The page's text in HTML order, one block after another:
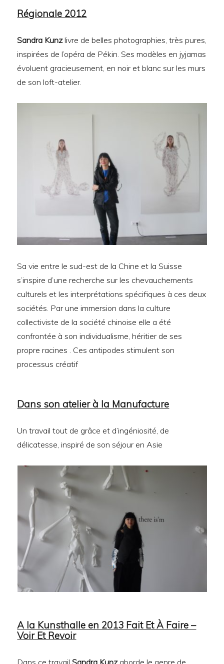
Régionale 2012
Sandra Kunzlivre de belles photographies, très pures,
inspirées de l’opéra de Pékin. Ses modèles en jyjamas
évoluent gracieusement, en noir et blanc sur les murs
de son loft-atelier.
Sa vie entre le sud-est de la Chine et la Suisse
s’inspire d’une recherche sur les chevauchements
culturels et les interprétations spécifiques à ces deux
sociétés. Par une immersion dans la culture
collectiviste de la société chinoise elle a été
confrontée à son individualisme, héritier de ses
propre racines . Ces antipodes stimulent son
processus créatif
Dans son atelier à la Manufacture
Un travail tout de grâce et d’ingéniosité, de
délicatesse, inspiré de son séjour en Asie
A la Kunsthalle en 2013 Fait Et À Faire –
Voir Et Revoir